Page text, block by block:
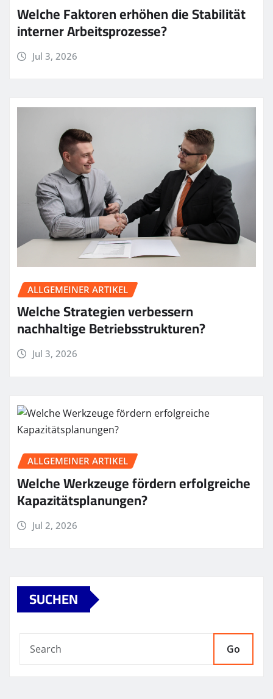
Welche Faktoren erhöhen die Stabilität
interner Arbeitsprozesse?
Jul 3, 2026
ALLGEMEINER ARTIKEL
Welche Strategien verbessern
nachhaltige Betriebsstrukturen?
Jul 3, 2026
ALLGEMEINER ARTIKEL
Welche Werkzeuge fördern erfolgreiche
Kapazitätsplanungen?
Jul 2, 2026
SUCHEN
Go